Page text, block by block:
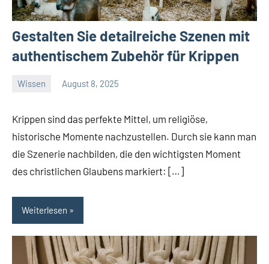
Gestalten Sie detailreiche Szenen mit
authentischem Zubehör für Krippen
Wissen August 8, 2025
Krippen sind das perfekte Mittel, um religiöse,
historische Momente nachzustellen. Durch sie kann man
die Szenerie nachbilden, die den wichtigsten Moment
des christlichen Glaubens markiert: […]
Weiterlesen